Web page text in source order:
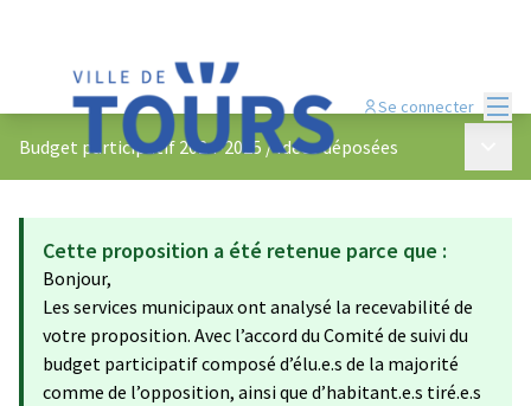
Se connecter
Budget participatif 2024-2025 /Idées déposées
Cette proposition a été retenue parce que :
Bonjour,
Les services municipaux ont analysé la recevabilité de
votre proposition. Avec l’accord du Comité de suivi du
budget participatif composé d’élu.e.s de la majorité
comme de l’opposition, ainsi que d’habitant.e.s tiré.e.s